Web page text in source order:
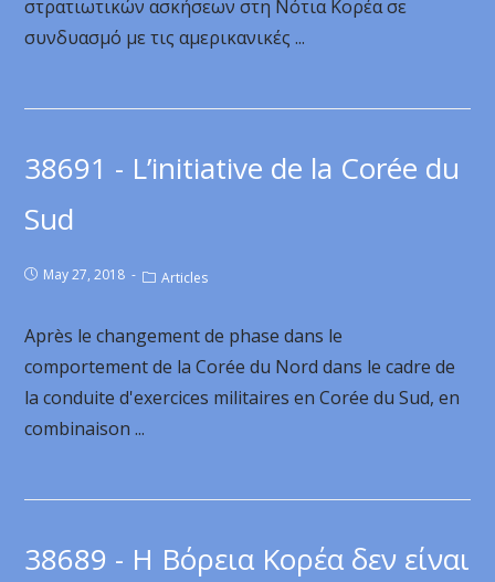
στρατιωτικών ασκήσεων στη Νότια Κορέα σε
συνδυασμό με τις αμερικανικές ...
38691 - L’initiative de la Corée du
Sud
May 27, 2018 Articles
Après le changement de phase dans le
comportement de la Corée du Nord dans le cadre de
la conduite d'exercices militaires en Corée du Sud, en
combinaison ...
38689 - Η Βόρεια Κορέα δεν είναι